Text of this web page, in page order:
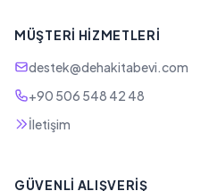
MÜŞTERI HIZMETLERI
destek@dehakitabevi.com
+90 506 548 42 48
İletişim
GÜVENLI ALIŞVERIŞ